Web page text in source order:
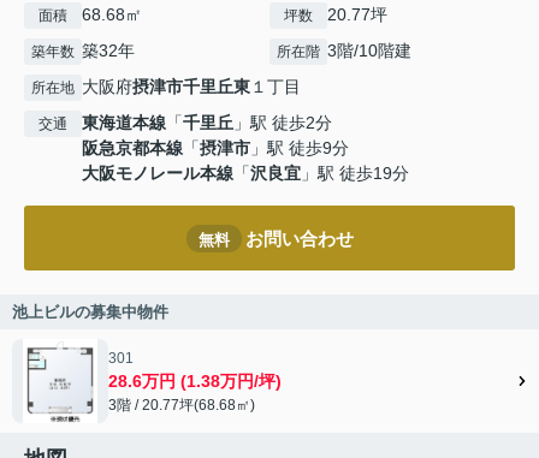
面積 68.68㎡ 坪数 20.77坪
築年数 築32年 所在階 3階/10階建
所在地 大阪府摂津市千里丘東１丁目
交通 東海道本線 「千里丘 」駅 徒歩2分
阪急京都本線 「摂津市 」駅 徒歩9分
大阪モノレール本線 「沢良宜 」駅 徒歩19分
無料 お問い合わせ
池上ビルの募集中物件
301
28.6万円 (1.38万円/坪)
3階 / 20.77坪(68.68㎡)